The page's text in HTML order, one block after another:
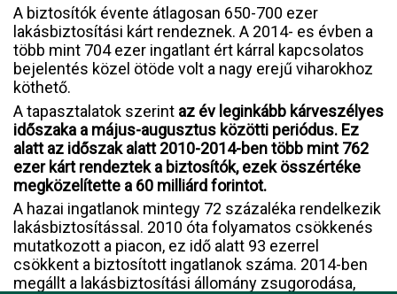
A biztosítók évente átlagosan 650-700 ezer
lakásbiztosítási kárt rendeznek. A 2014- es évben a
több mint 704 ezer ingatlant ért kárral kapcsolatos
bejelentés közel ötöde volt a nagy erejű viharokhoz
köthető.
A tapasztalatok szerint az év leginkább kárveszélyes
időszaka a május-augusztus közötti periódus. Ez
alatt az időszak alatt 2010-2014-ben több mint 762
ezer kárt rendeztek a biztosítók, ezek összértéke
megközelítette a 60 milliárd forintot.
A hazai ingatlanok mintegy 72 százaléka rendelkezik
lakásbiztosítással. 2010 óta folyamatos csökkenés
mutatkozott a piacon, ez idő alatt 93 ezerrel
csökkent a biztosított ingatlanok száma. 2014-ben
megállt a lakásbiztosítási állomány zsugorodása,